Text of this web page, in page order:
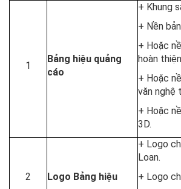
1
Bảng hiệu quảng
cáo
+ Khung
+ Nền
+ Hoặc
hoàn
+ Hoặc
văn nghệ
+ Hoặc
3D.
2 Logo Bảng hiệu
+ Logo
Loan.
+ Logo